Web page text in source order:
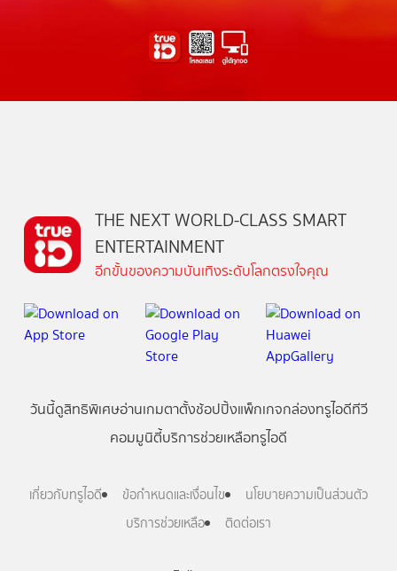
THE NEXT WORLD-CLASS SMART
ENTERTAINMENT
อีกขั้นของความบันเทิงระดับโลกตรงใจคุณ
วันนี้ดูสิทธิพิเศษอ่านเกมตาตั้งช้อปปิ้งแพ็กเกจกล่องทรูไอดีทีวี
คอมมูนิตี้บริการช่วยเหลือทรูไอดี
เกี่ยวกับทรูไอดี ข้อกำหนดและเงื่อนไข
นโยบายความเป็นส่วนตัว
บริการช่วยเหลือ
ติดต่อเรา